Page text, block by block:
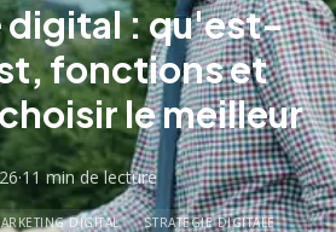
digital : qu'est-
fonctions et
le meilleur
·11 min de lecture
DIGITAL
STRATEGIE DIGITALE